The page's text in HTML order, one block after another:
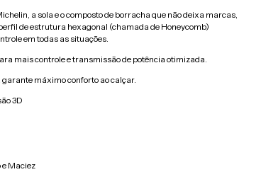
a sola e o composto de borracha que não deixa marcas,
de estrutura hexagonal (chamada de Honeycomb)
em todas as situações.
mais controle e transmissão de potência otimizada.
máximo conforto ao calçar.
3D
Maciez